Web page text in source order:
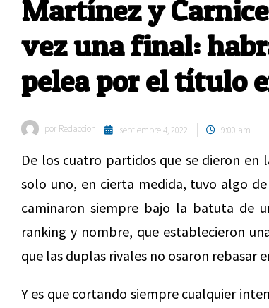
Martínez y
vez una final:
pelea por el título
por Redaccion septiembre 4, 2022 9:00 am
De los cuatro partidos que se dieron en
solo uno, en cierta medida, tuvo algo
caminaron siempre bajo la batuta de
ranking y nombre, que establecieron
que las duplas rivales no osaron rebasar
Y es que cortando siempre cualquier